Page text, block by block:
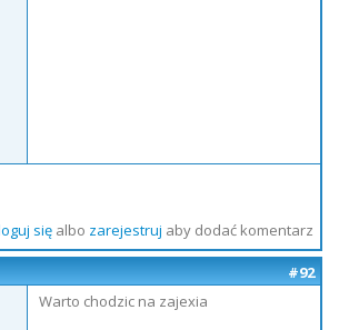
sięalbo zarejestruj aby dodać komentarz
#92
Warto chodzic na zajexia